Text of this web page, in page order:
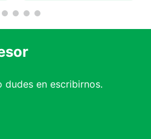
dudes en escribirnos.